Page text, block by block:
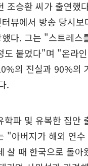
조승환 씨가 출연했
뷰에서 방송 당시
다. 그는 "스트레스
도 붙었다"며 "온라
의 진실과 90%의
.
학파 및 유복한 집안
"아버지가 해외 연
살 때 한국으로 돌아